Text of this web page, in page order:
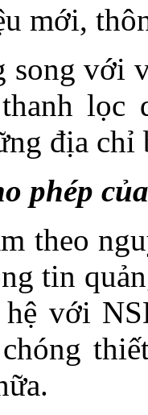
mới,
song với
lọc
địa
phép
theo
tin
với